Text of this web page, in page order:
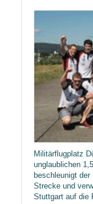
Militärflugplatz
unglaublichen
beschleunigt
Strecke und
Stuttgart auf die